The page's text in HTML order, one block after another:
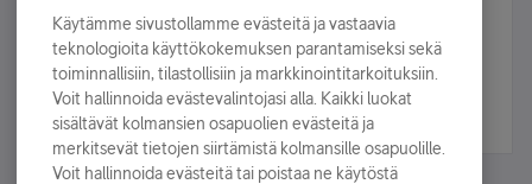
sähköpostiisi.
Tilaa nyt
Käytämme sivustollamme evästeitä ja vastaavia
teknologioita käyttökokemuksen parantamiseksi sekä
toiminnallisiin, tilastollisiin ja markkinointitarkoituksiin.
Voit hallinnoida evästevalintojasi alla. Kaikki luokat
sisältävät kolmansien osapuolien evästeitä ja
merkitsevät tietojen siirtämistä kolmansille osapuolille.
Voit hallinnoida evästeitä tai poistaa ne käytöstä